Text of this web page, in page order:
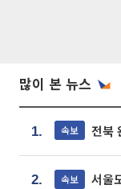
많이 본 뉴스
1. 속보 전북
2. 속보 서울